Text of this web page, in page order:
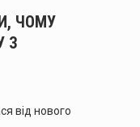
ЧОМУ
З
від нового